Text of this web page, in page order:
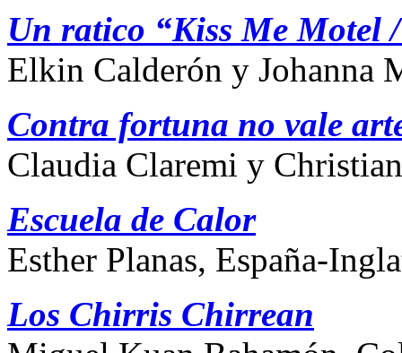
Un ratico “Kiss Me Motel
Elkin Calderón y Johanna
Contra fortuna no vale
Claudia Claremi y
Escuela de Calor
Esther Planas,
Los Chirris Chirrean